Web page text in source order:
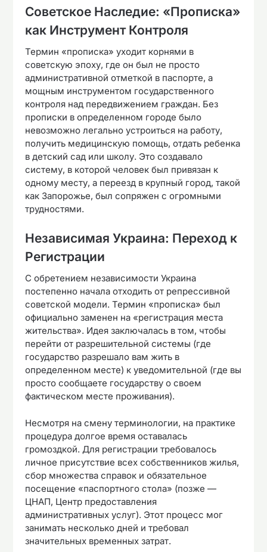
Советское Наследие: «Прописка»
как Инструмент Контроля
Термин «прописка» уходит корнями в
советскую эпоху, где он был не просто
административной отметкой в паспорте, а
мощным инструментом государственного
контроля над передвижением граждан. Без
прописки в определенном городе было
невозможно легально устроиться на работу,
получить медицинскую помощь, отдать ребенка
в детский сад или школу. Это создавало
систему, в которой человек был привязан к
одному месту, а переезд в крупный город, такой
как Запорожье, был сопряжен с огромными
трудностями.
Независимая Украина: Переход к
Регистрации
С обретением независимости Украина
постепенно начала отходить от репрессивной
советской модели. Термин «прописка» был
официально заменен на «регистрация места
жительства». Идея заключалась в том, чтобы
перейти от разрешительной системы (где
государство разрешало вам жить в
определенном месте) к уведомительной (где вы
просто сообщаете государству о своем
фактическом месте проживания).
Несмотря на смену терминологии, на практике
процедура долгое время оставалась
громоздкой. Для регистрации требовалось
личное присутствие всех собственников жилья,
сбор множества справок и обязательное
посещение «паспортного стола» (позже —
ЦНАП, Центр предоставления
административных услуг). Этот процесс мог
занимать несколько дней и требовал
значительных временных затрат.